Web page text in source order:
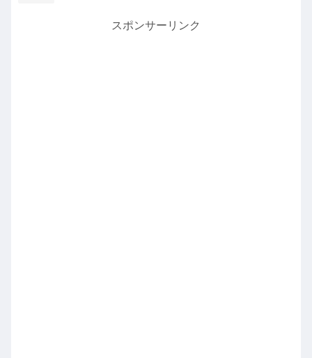
スポンサーリンク